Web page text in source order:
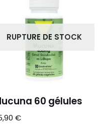
RUPTURE DE STOCK
60 gélules
€